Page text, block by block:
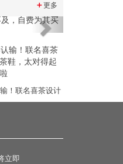
＋更多
Next
！联名喜茶设计
立即